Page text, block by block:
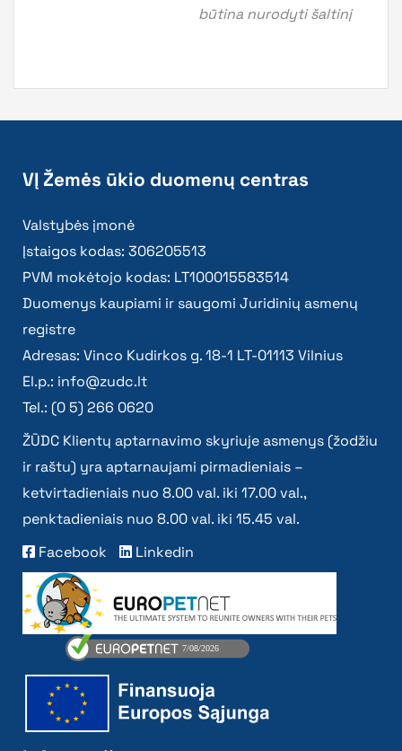
būtina nurodyti šaltinį
VĮ Žemės ūkio duomenų centras
Valstybės įmonė
Įstaigos kodas: 306205513
PVM mokėtojo kodas: LT100015583514
Duomenys kaupiami ir saugomi Juridinių asmenų
registre
Adresas: Vinco Kudirkos g. 18-1 LT-01113 Vilnius
El.p.: info@zudc.lt
Tel.: (0 5) 266 0620
ŽŪDC Klientų aptarnavimo skyriuje asmenys (žodžiu
ir raštu) yra aptarnaujami pirmadieniais –
ketvirtadieniais nuo 8.00 val. iki 17.00 val.,
penktadieniais nuo 8.00 val. iki 15.45 val.
Facebook
Linkedin